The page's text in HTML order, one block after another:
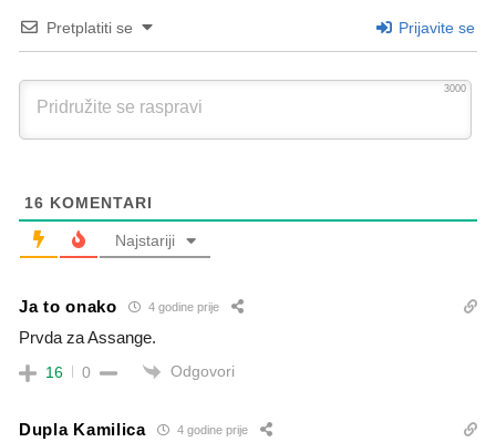
Pretplatiti se Prijavite se
3000
16 KOMENTARI
Najstariji
Ja to onako 4 godine prije
Prvda za Assange.
16 0 Odgovori
Dupla Kamilica 4 godine prije